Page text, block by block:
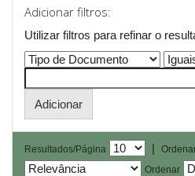
Adicionar filtros:
Utilizar filtros para refinar o
Resultados/Página |
Ordenar